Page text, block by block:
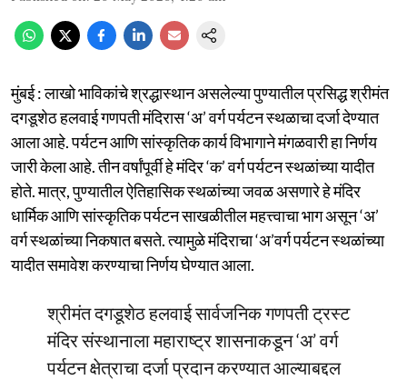
मुंबई : लाखो भाविकांचे श्रद्धास्थान असलेल्या पुण्यातील प्रसिद्ध श्रीमंत
दगडूशेठ हलवाई गणपती मंदिरास ‘अ’ वर्ग पर्यटन स्थळाचा दर्जा देण्यात
आला आहे. पर्यटन आणि सांस्कृतिक कार्य विभागाने मंगळवारी हा निर्णय
जारी केला आहे. तीन वर्षांपूर्वी हे मंदिर ‘क’ वर्ग पर्यटन स्थळांच्या यादीत
होते. मात्र, पुण्यातील ऐतिहासिक स्थळांच्या जवळ असणारे हे मंदिर
धार्मिक आणि सांस्कृतिक पर्यटन साखळीतील महत्त्वाचा भाग असून ‘अ’
वर्ग स्थळांच्या निकषात बसते. त्यामुळे मंदिराचा ‘अ’वर्ग पर्यटन स्थळांच्या
यादीत समावेश करण्याचा निर्णय घेण्यात आला.
श्रीमंत दगडूशेठ हलवाई सार्वजनिक गणपती ट्रस्ट
मंदिर संस्थानाला महाराष्ट्र शासनाकडून ‘अ’ वर्ग
पर्यटन क्षेत्राचा दर्जा प्रदान करण्यात आल्याबद्दल